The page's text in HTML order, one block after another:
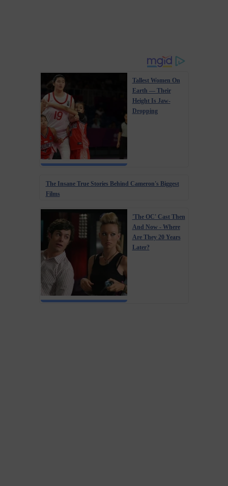
Tallest Women On
Earth — Their
Height Is Jaw-
Dropping
The Insane True Stories Behind Cameron's Biggest
Films
'The OC' Cast Then
And Now - Where
Are They 20 Years
Later?